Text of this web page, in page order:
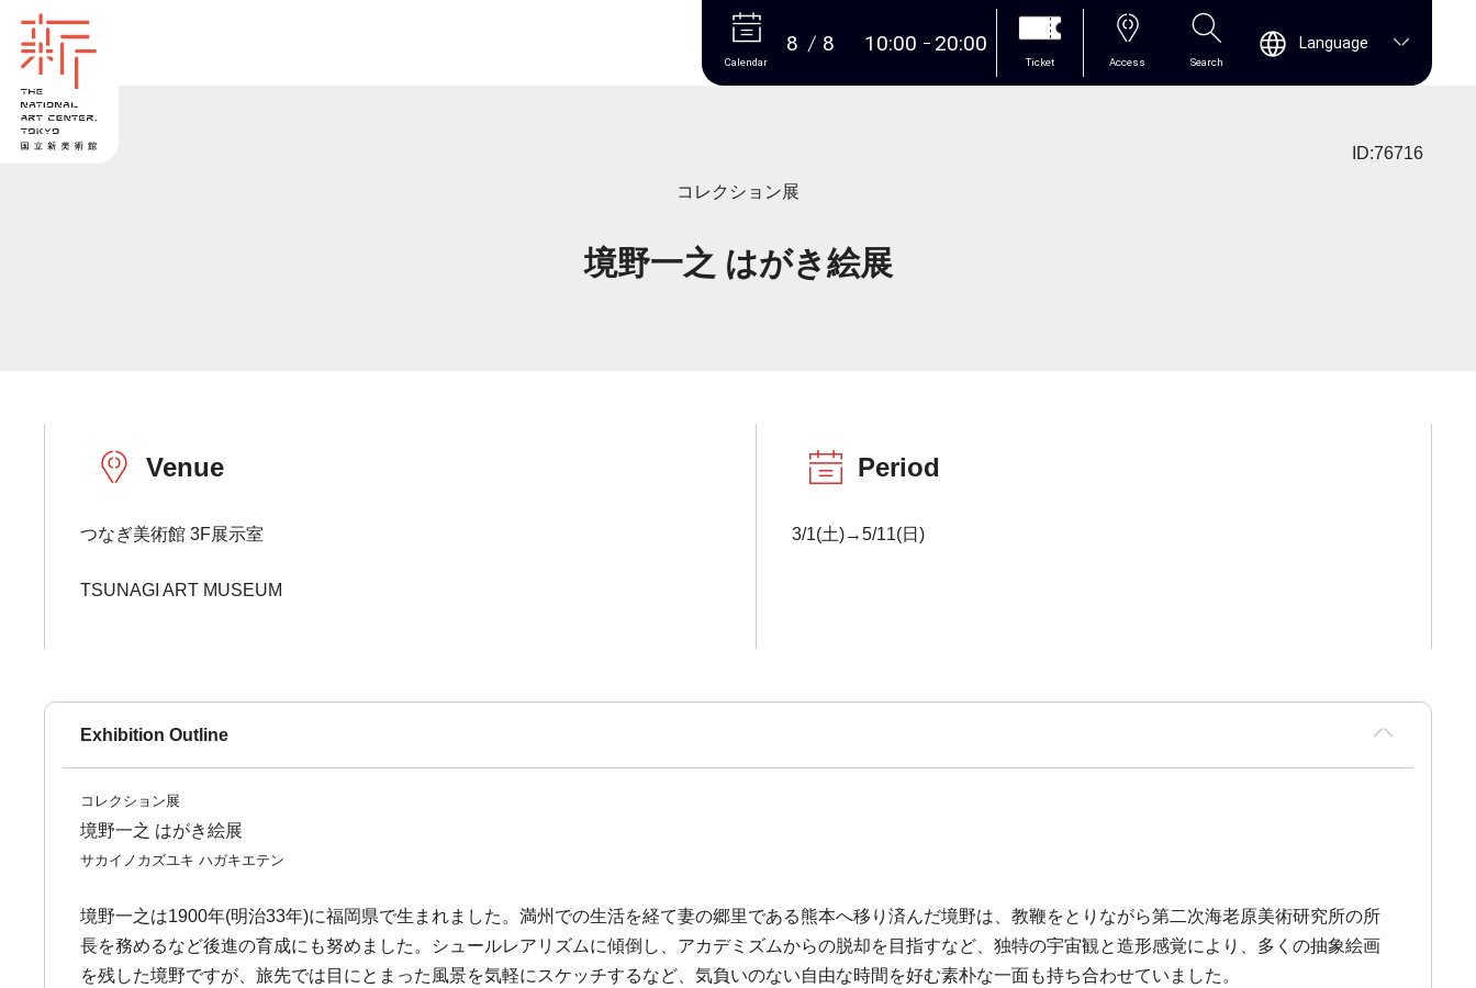
More
Calendar
8 8 10:00 20:00
Ticket Access Search
Language
ID:76716
コレクション展
境野一之 はがき絵展
Venue
つなぎ美術館 3F展示室
TSUNAGI ART MUSEUM
Period
3/1(土)→5/11(日)
Exhibition Outline
コレクション展
境野一之 はがき絵展
サカイノカズユキ ハガキエテン
境野一之は1900年(明治33年)に福岡県で生まれました。満州での生活を経て妻の郷里である熊本へ移り済んだ境野は、教鞭をとりながら第二次海老原美術研究所の所
長を務めるなど後進の育成にも努めました。シュールレアリズムに傾倒し、アカデミズムからの脱却を目指すなど、独特の宇宙観と造形感覚により、多くの抽象絵画
を残した境野ですが、旅先では目にとまった風景を気軽にスケッチするなど、気負いのない自由な時間を好む素朴な一面も持ち合わせていました。